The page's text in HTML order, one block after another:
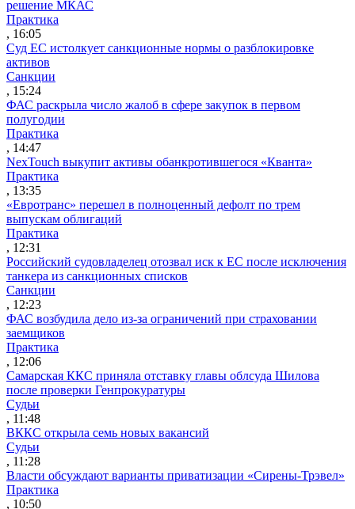
решение МКАС
Практика
, 16:05
Суд ЕС истолкует санкционные нормы о разблокировке
активов
Санкции
, 15:24
ФАС раскрыла число жалоб в сфере закупок в первом
полугодии
Практика
, 14:47
NexTouch выкупит активы обанкротившегося «Кванта»
Практика
, 13:35
«Евротранс» перешел в полноценный дефолт по трем
выпускам облигаций
Практика
, 12:31
Российский судовладелец отозвал иск к ЕС после исключения
танкера из санкционных списков
Санкции
, 12:23
ФАС возбудила дело из-за ограничений при страховании
заемщиков
Практика
, 12:06
Самарская ККС приняла отставку главы облсуда Шилова
после проверки Генпрокуратуры
Судьи
, 11:48
ВККС открыла семь новых вакансий
Судьи
, 11:28
Власти обсуждают варианты приватизации «Сирены-Трэвел»
Практика
, 10:50